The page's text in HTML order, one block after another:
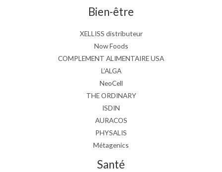
Bien-être
XELLISS distributeur
Now Foods
COMPLEMENT ALIMENTAIRE USA
L’ALGA
NeoCell
THE ORDINARY
ISDIN
AURACOS
PHYSALIS
Métagenics
Santé